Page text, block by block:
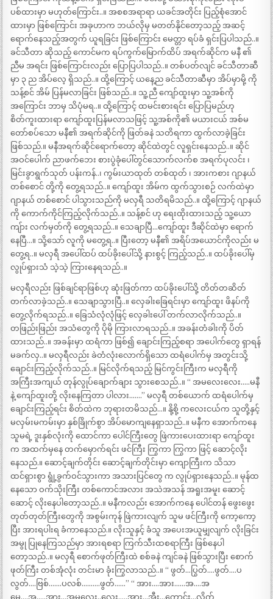
ပစ်ထားမှာ မဟုတ်ကြောင်း..။ အစစအရာရာ ယခင်အတိုင်း ပြည့်စုံအောင်
ထားမှာ ဖြစ်ကြောင်း အခုဟာက ဘယ်လိုမှ မတတ်နိုင်တော့သည့် အဆင့်
ရောက်နေသည့်အတွက် ယူရခြင်း ဖြစ်ကြောင်း မေတ္တာ ရပ်ခံ ရှင်းပြပါသည်..။
ခင်သီတာ ဆိုသည့် ကောင်မက ရပ်ကွက်မြောက်ထိပ် အရက်ဆိုင်က မနီ ၏
ညီမ အရင်း ဖြစ်ကြောင်းလည်း ပြောပြပါသည်..။ တစ်ပတ်လျင် ခင်သီတာဆီ
မှာ ၃ ည အိပ်လေ့ ရှိသည်..။ ထို့ကြောင့် ယနေ့ည ခင်သီတာဆီမှာ အိပ်မှာမို့ ကို
သန့်စင် အိမ် ပြန်မလာခြင်း ဖြစ်သည်..။ သူ့ညီ ကျော်ထူးမှာ သူ့အစ်ကို
အကြောင်း ဘာမှ သိပုံမရ..။ ထို့ကြောင့် ထမင်းစားရင်း ပြောပြမည်ဟု
စိတ်ကူးထားရာ ကျော်ထူးပြန်မလာသဖြင့် သူ့အစ်ကို၏ မယားငယ် အစ်မ
တော်စပ်သော မနီ၏ အရက်ဆိုင်ကို ဖြတ်ခနဲ သတိရကာ ထွက်လာခဲ့ခြင်း
ဖြစ်သည်.။ မနီအရက်ဆိုင်ရောက်တော့ ဆိုင်ထဲတွင် လူရှင်းနေသည်..။ ဆိုင်
အဝင်ပေါက် ညာဖက်ဘေး စားပွဲခုံပေါ်တွင်သောက်လက်စ အရက်ပုလင်း ၊
မြင်းခွာရွက်သုတ် ပန်းကန်..၊ ကွမ်းယာထုတ် တစ်ထုတ် ၊ အားကစား ဂျာနယ်
တစ်စောင် တို့ကို တွေ့ရသည်..။ ကျော်ထူး အိမ်က ထွက်သွားစဉ် လက်ထဲမှာ
ဂျာနယ် တစ်စောင် ပါသွားသည်ကို မလှရီ သတိရမိသည်..။ ထို့ကြောင့် ဂျာနယ်
ကို ကောက်ကိုင်ကြည့်လိုက်သည်..။ သန့်စင် ဟု ရေးထိုးထားသည့် သူ့ယော
ကျ်ား လက်မှတ်ကို တွေ့ရသည်..။ သေချာပြီ…ကျော်ထူး ဒီဆိုင်ထဲမှာ ရောက်
နေပြီ…။ သို့သော် လူကို မတွေ့ရ..။ ပြီးတော့ မနီ၏ အရိပ်အယောင်ကိုလည်း မ
တွေ့ရ..။ မလှရီ အပေါ်ထပ် ထပ်ခိုးပေါ်သို့ နားစွင့် ကြည့်သည်..။ ထပ်ခိုးပေါ်မှ
လွုပ်ရှားသံ သဲ့သဲ့ ကြားနေရသည်..။
မလှရီလည်း ဖြစ်ချင်ရာဖြစ်ဟု ဆုံးဖြတ်ကာ ထပ်ခိုးပေါ်သို့ တိတ်တဆိတ်
တက်လာခဲ့သည်..။ သေချာသွားပြီ..။ လှေခါးခြေရင်းမှာ ကျော်ထူး ဖိနပ်ကို
တွေ့လိုက်ရသည်..။ ခြေသံလုံလုံဖြင့် လှေခါးပေါ် တက်လာလိုက်သည်..။
တဖြည်းဖြည်း အသံတွေကို ပိုမို ကြားလာရသည်..။ အခန်းတံခါးကို ပိတ်
ထားသည်..။ အခန်းမှာ ထရံကာ ဖြစ်၍ ချောင်းကြည့်စရာ အပေါက်တွေ ရှာရန်
မခက်လှ..။ မလှရီလည်း ခဲတံလုံးလောက်ရှိသော ထရံပေါက်မှ အတွင်းသို့
ချောင်းကြည့်လိုက်သည်..။ မြင်လိုက်ရသည့် မြင်ကွင်းကြီးက မလှရီကို
အကြီးအကျယ် တုန်လွုပ်ချောက်ချား သွားစေသည်..။ “ အမလေးလေး…..မနီ
နဲ့ ကျော်ထူးတို့ လိုးနေကြတာ ပါလား…….” မလှရီ တစ်ယောက် ထရံပေါက်မှ
ချောင်းကြည့်ရင်း စိတ်ထဲက ဘုရားတမိသည်…။ နို့စို့ ကလေးငယ်က သူတို့နှင့်
မလှမ်းမကမ်းမှာ နှစ်ခြိုက်စွာ အိပ်မောကျနေရှာသည်..။ မနီက အောက်ကနေ
သူမရဲ့ ဒူးနှစ်လုံးကို ထောင်ကာ ပေါင်ကြီးတွေ ဖြဲကားပေးထားရာ ကျော်ထူး
က အထက်မှနေ တက်မှောက်ရင်း ဖင်ကြီး ကြွကာ ကြွကာ ဖြင့် ဆောင့်လိုး
နေသည်.။ ဆောင့်ချက်တိုင်း ဆောင့်ချက်တိုင်းမှာ ကျောကြီးက သိသာ
ထင်ရှားစွာ ရွုံ့ခွက်ဝင်သွားကာ အသားပြင်တွေ က လွုပ်ရှားနေသည်..။ မုန်ထ
နေသော ဝက်သိုးကြီး တစ်ကောင်အလား အသဲအသန် အရူးအမူး ဆောင့်
ဆောင့် လိုးနေပါတော့သည်..။ မနီကလည်း အောက်ကနေ ပေါင်တန် ဖွေးဖွေး
တုတ်တုတ်ကြီးတွေကို အစွမ်းကုန် ဖြဲကားလျက် သူမ ဖင်ကြီးကို ကော့ကော့
ပြီး အားရပါးရ ခံကာနေသည်.။ လိုးသူနှင့် ခံသူ အပေးအယူမျှလျက် လိုးခြင်း
အမွု ပြုနေကြသည်မှာ အားရစရာ ကြက်သီးထစရာကြီး ဖြစ်နေပါ
တော့သည်..။ မလှရီ စောက်ဖုတ်ကြီးထဲ စစ်ခနဲ ကျင်ခနဲ ဖြစ်သွားပြီး စောက်
ဖုတ်ကြီး တစ်အုံလုံး တင်းမာ ခုံးကြွလာသည်..။ “ ဖွတ်…ပြွတ်….ဖွတ်….ပ
လွတ်….ဗြစ်…….ပလစ်……….ဖွတ်……” “ အား….အား……အ….အ
မေ့….အ…..အား…အမလေး..လေး…..အား…အီး…ကောင်း…လိုက်